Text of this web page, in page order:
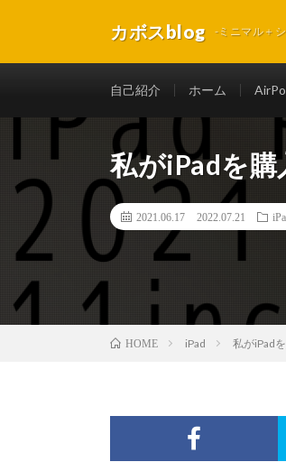
カボスblog -ミニマル＋
自己紹介 ホーム
私がiPadを
2021.06.17 2022.07.21
HOME iPad 私がiPad